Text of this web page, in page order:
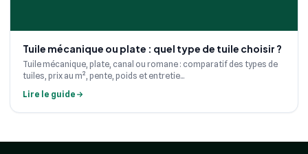
Tuile mécanique ou plate : quel type de tuile choisir ?
Tuile mécanique, plate, canal ou romane : comparatif des types de
tuiles, prix au m², pente, poids et entretie...
Lire le guide